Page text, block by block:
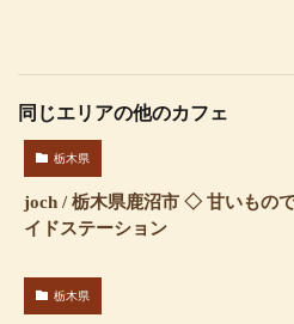
同じエリアの他のカフェ
栃木県
joch / 栃木県鹿沼市 ◇ 甘いもの
イドステーション
栃木県